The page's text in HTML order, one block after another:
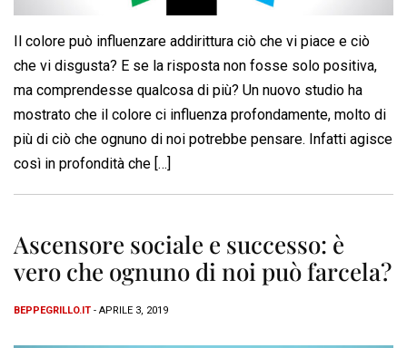
Il colore può influenzare addirittura ciò che vi piace e ciò
che vi disgusta? E se la risposta non fosse solo positiva,
ma comprendesse qualcosa di più? Un nuovo studio ha
mostrato che il colore ci influenza profondamente, molto di
più di ciò che ognuno di noi potrebbe pensare. Infatti agisce
così in profondità che […]
Ascensore sociale e successo: è
vero che ognuno di noi può farcela?
BEPPEGRILLO.IT - APRILE 3, 2019